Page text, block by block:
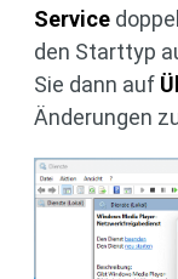
Service
den Starttyp
Sie dann auf
Änderungen